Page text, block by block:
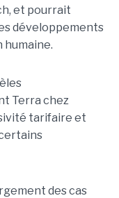
et pourrait
développements
humaine.
Terra chez
tarifaire et
des cas